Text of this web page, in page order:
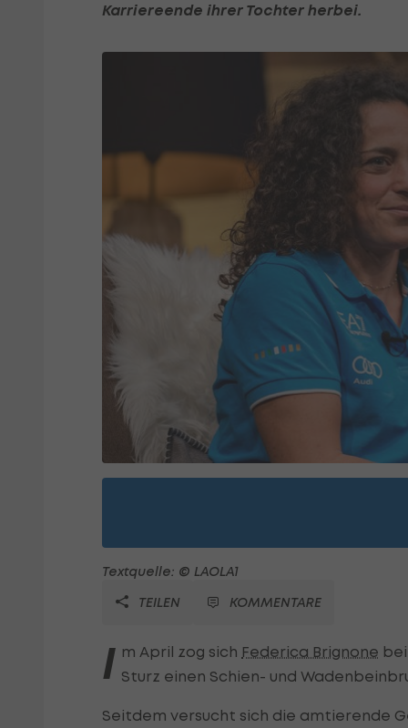
Karriereende ihrer Tochter herbei.
Textquelle: © LAOLA1
TEILEN
KOMMENTARE
I m April zog sich Federica Brignone
Sturz einen Schien- und
Seitdem versucht sich die amtierende